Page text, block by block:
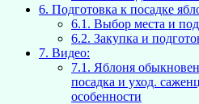
6. Подготовка к посадке
6.1. Выбор места и
6.2. Закупка и
7. Видео:
7.1. Яблоня
посадка и уход.
особенности